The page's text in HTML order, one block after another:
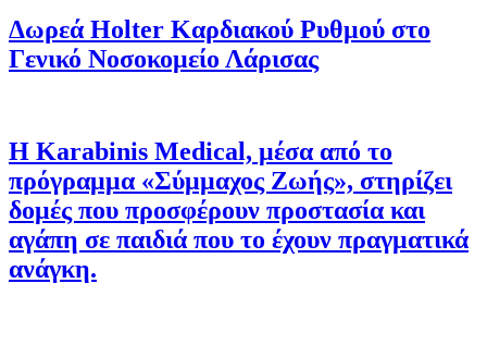
Δωρεά Holter Καρδιακού Ρυθμού στο
Γενικό Νοσοκομείο Λάρισας
Η Karabinis Medical, μέσα από το
πρόγραμμα «Σύμμαχος Ζωής», στηρίζει
δομές που προσφέρουν προστασία και
αγάπη σε παιδιά που το έχουν πραγματικά
ανάγκη.